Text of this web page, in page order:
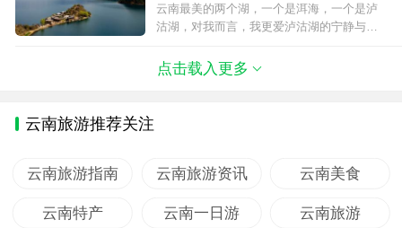
云南最美的两个湖，一个是洱海，一个是泸
沽湖，对我而言，我更爱泸沽湖的宁静与安
秘却早已消散，前往泸沽湖的道路也是出了
名的烂。 来 泸沽湖 坐船去湖中看一次日出
点击载入更多
云南旅游推荐关注
云南旅游指南 云南旅游资讯 云南美食
云南特产 云南一日游 云南旅游